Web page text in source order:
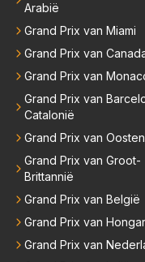
Arabië
Grand Prix van Miami
Grand Prix van
Grand Prix van
Grand Prix van
Catalonië
Grand Prix van
Grand Prix van Groot-
Brittannië
Grand Prix van België
Grand Prix van
Grand Prix van